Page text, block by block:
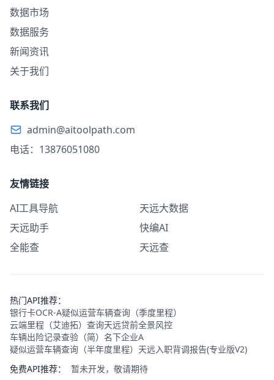
数据市场
数据服务
新闻资讯
关于我们
联系我们
admin@aitoolpath.com
电话：13876051080
友情链接
AI工具导航
天远大数据
天远助手
快编AI
全能查
天远查
热门API推荐：
银行卡OCR-A疑似运营车辆查询（季度里程）
云端里程（艾迪拓）查询天远贷前全景风控
车辆出险记录查验（简） 名下企业A
疑似运营车辆查询（半年度里程） 天远入职背调报告(专业版V2)
免费API推荐：
暂未开发，敬请期待